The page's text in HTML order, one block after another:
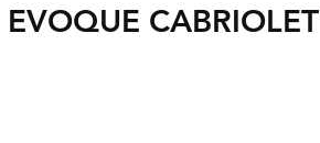
CABRIOLET